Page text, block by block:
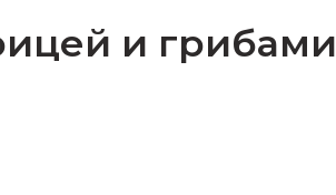
и грибами